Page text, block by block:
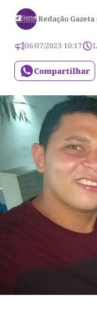
Redação
06/07/2023 10:17
Compartilhar